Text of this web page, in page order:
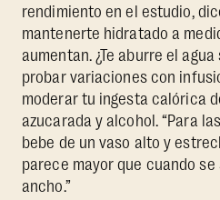
rendimiento en el estudio,
mantenerte hidratado a
aumentan. ¿Te aburre el
probar variaciones con
moderar tu ingesta calórica
azucarada y alcohol. “Para
bebe de un vaso alto y
parece mayor que cuando
ancho.”